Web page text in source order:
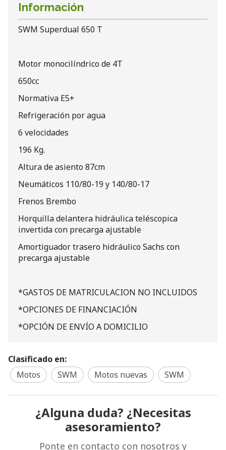
Información
SWM Superdual 650 T
Motor monocilíndrico de 4T
650cc
Normativa E5+
Refrigeración por agua
6 velocidades
196 Kg.
Altura de asiento 87cm
Neumáticos 110/80-19 y 140/80-17
Frenos Brembo
Horquilla delantera hidráulica teléscopica
invertida con precarga ajustable
Amortiguador trasero hidráulico Sachs con
precarga ajustable
*GASTOS DE MATRICULACION NO INCLUIDOS
*OPCIONES DE FINANCIACIÓN
*OPCIÓN DE ENVÍO A DOMICILIO
Clasificado en:
Motos
SWM Motos nuevas SWM
¿Alguna duda? ¿Necesitas
asesoramiento?
Ponte en contacto con nosotros y